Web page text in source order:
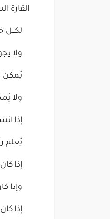
القارة
ولا
يُمكن
ولا
إذا
يُعلم
إذا
وإذا
إذا